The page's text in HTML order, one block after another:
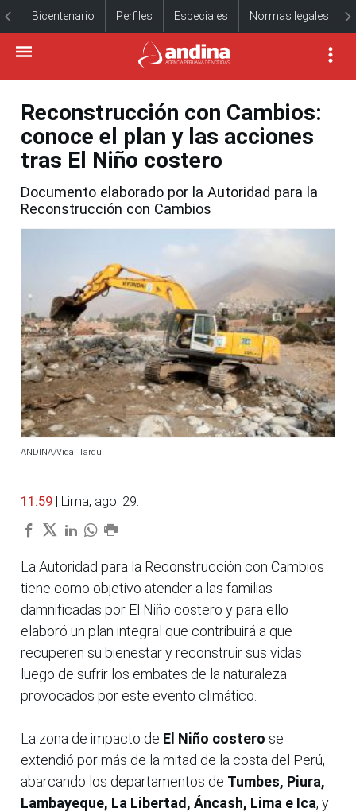
Bicentenario Perfiles Especiales Normas legales
Reconstrucción con Cambios:
conoce el plan y las acciones
tras El Niño costero
Documento elaborado por la Autoridad para la
Reconstrucción con Cambios
ANDINA/Vidal Tarqui
11:59 | Lima, ago. 29.
La Autoridad para la Reconstrucción con Cambios
tiene como objetivo atender a las familias
damnificadas por El Niño costero y para ello
elaboró un plan integral que contribuirá a que
recuperen su bienestar y reconstruir sus vidas
luego de sufrir los embates de la naturaleza
provocados por este evento climático.
La zona de impacto de El Niño costero se
extendió por más de la mitad de la costa del Perú,
abarcando los departamentos de Tumbes, Piura,
Lambayeque, La Libertad, Áncash, Lima e Ica, y